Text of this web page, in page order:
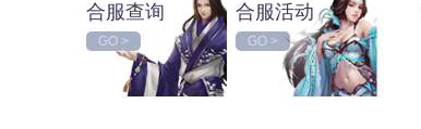
合服查询
GO >
合服活动
GO >